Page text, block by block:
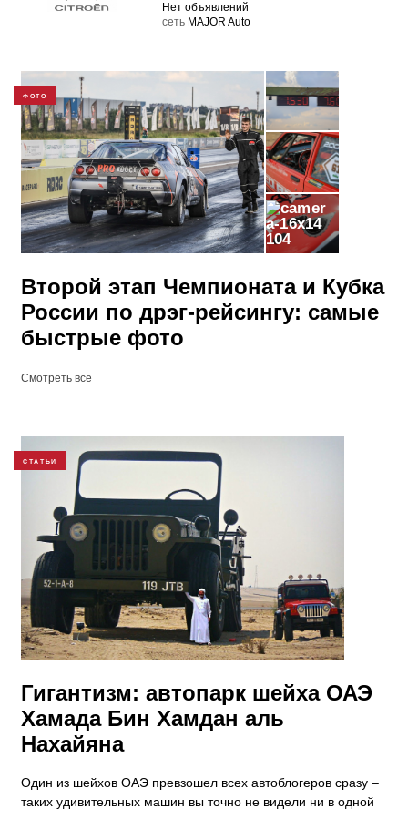
Нет объявлений
cеть MAJOR Auto
ФОТО
104
Второй этап Чемпионата и Кубка
России по дрэг-рейсингу: самые
быстрые фото
Смотреть все
СТАТЬИ
Гигантизм: автопарк шейха ОАЭ
Хамада Бин Хамдан аль
Нахайяна
Один из шейхов ОАЭ превзошел всех автоблогеров сразу –
таких удивительных машин вы точно не видели ни в одной